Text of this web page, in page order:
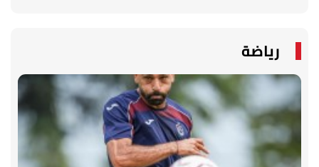
رياضة